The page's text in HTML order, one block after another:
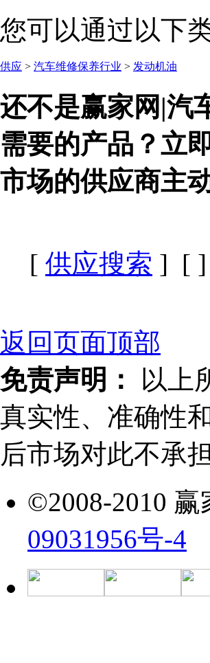
您可以通过以下
供应 > 汽车维修保养行业 > 发动机油
还不是赢家网|汽
需要的产品？立
市场的供应商主
[ 供应搜索 ] [
返回页面顶部
免责声明：
以上
真实性、准确性
后市场对此不承
©2008-2010 赢
09031956号-4